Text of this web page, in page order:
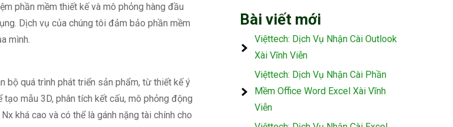
phần mềm thiết kế và mô phỏng hàng đầu
Dịch vụ của chúng tôi đảm bảo phần mềm
mình.
bộ quá trình phát triển sản phẩm, từ thiết kế ý
mẫu 3D, phân tích kết cấu, mô phỏng động
khá cao và có thể là gánh nặng tài chính cho
Bài viết mới
Việttech: Dịch Vụ Nhận Cài Outlook
Xài Vĩnh Viễn
Việttech: Dịch Vụ Nhận Cài Phần
Mềm Office Word Excel Xài Vĩnh
Viễn